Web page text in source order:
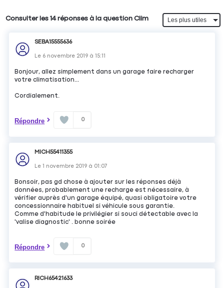
Consulter les 14 réponses à la question Clim
SEBA15555636
Le 6 novembre 2019 à15:11
Bonjour, allez simplement dans un garage faire recharger
votre climatisation...
Cordialement.
Répondre 0
MICH55411355
Le1 novembre 2019 à 01:07
Bonsoir, pas gd chose à ajouter sur les réponses déjà
données, probablement une recharge est nécessaire, à
vérifier auprès d'un garage équipé, quasi obligatoire votre
concessionnaire habituel si véhicule sous garantie.
Comme d'habitude le privilégier si souci détectable avec la
'valise diagnostic' . bonne soirée
Répondre 0
RICH65421633